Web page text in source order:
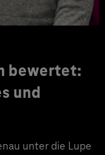
bewertet:
und
unter die Lupe